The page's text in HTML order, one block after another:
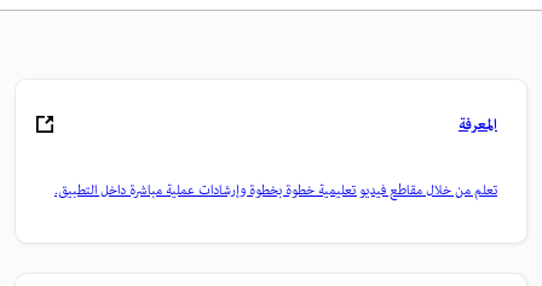
المعرفة
تعلم من خلال مقاطع فيديو تعليمية خطوة بخطوة وإرشادات عملية مباشرة داخل التطبيق.